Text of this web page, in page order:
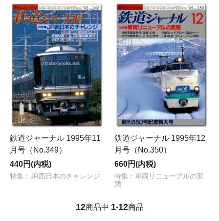
鉄道ジャーナル 1995年11
月号（No.349）
440円(内税)
特集：JR西日本のチャレンジ
鉄道ジャーナル 1995年12
月号（No.350）
660円(内税)
特集：車両リニューアルの実
態
12商品中 1-12商品